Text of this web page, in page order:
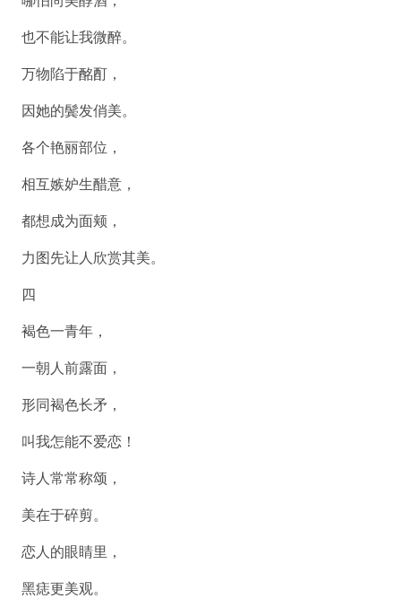
也不能让我微醉。
万物陷于酩酊，
因她的鬓发俏美。
各个艳丽部位，
相互嫉妒生醋意，
都想成为面颊，
力图先让人欣赏其美。
四
褐色一青年，
一朝人前露面，
形同褐色长矛，
叫我怎能不爱恋！
诗人常常称颂，
美在于碎剪。
恋人的眼睛里，
黑痣更美观。